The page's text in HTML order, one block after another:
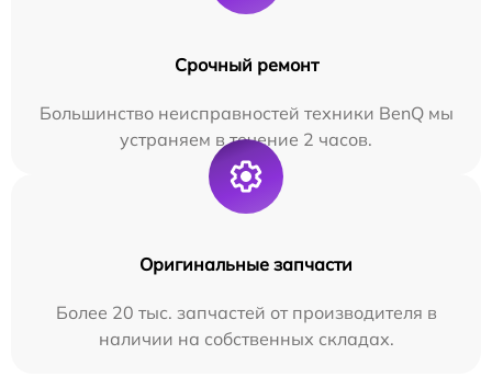
Срочный ремонт
Большинство неисправностей техники BenQ мы
устраняем в течение 2 часов.
Оригинальные запчасти
Более 20 тыс. запчастей от производителя в
наличии на собственных складах.